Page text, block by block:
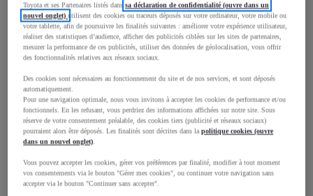
Longueur
3 700mm
Largeur
1 740mm
Consommation mixte
Toyota et ses Partenaires listés danssa déclaration de confidentialité (ouvre dans un
nouvel onglet)utilisent des cookies ou traceurs déposés sur votre ordinateur, votre mobile ou
votre tablette, afin de poursuivre les finalités suivantes : améliorer votre expérience utilisateur,
réaliser des statistiques d’audience, afficher des publicités ciblées sur les sites de partenaires,
mesurer la performance de ces publicités, utiliser des données de géolocalisation, vous offrir
des fonctionnalités relatives aux réseaux sociaux.
Des cookies sont nécessaires au fonctionnement du site et de nos services, et sont déposés
automatiquement.
Pour une navigation optimale, nous vous invitons à accepter les cookies de performance et/ou
fonctionnels. En les refusant, vous perdriez des informations affichées sur notre site. Sous
réserve de votre consentement préalable, des cookies tiers (publicité et réseaux sociaux)
pourraient alors être déposés. Les finalités sont décrites dans lapolitique cookies (ouvre
dans un nouvel onglet)
Vous pouvez accepter les cookies, gérer vos préférences par finalité, modifier à tout moment
vos consentements via le bouton "Gérer mes cookies", ou continuer votre navigation sans
accepter via le bouton "Continuer sans accepter".